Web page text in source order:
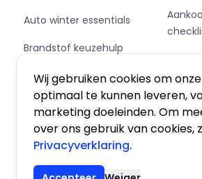
Wij gebruiken cookies om
optimaal te kunnen leveren,
marketing doeleinden. Om
over ons gebruik van cookies,
Privacyverklaring.
Auto winter essentials
Brandstof keuzehulp
Schakel of automaat?